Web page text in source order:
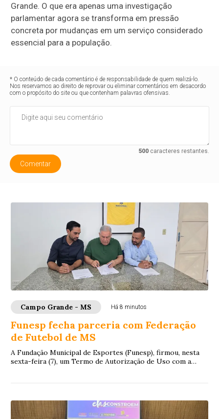
Grande. O que era apenas uma investigação
parlamentar agora se transforma em pressão
concreta por mudanças em um serviço considerado
essencial para a população.
* O conteúdo de cada comentário é de responsabilidade de quem realizá-lo.
Nos reservamos ao direito de reprovar ou eliminar comentários em desacordo
com o propósito do site ou que contenham palavras ofensivas.
500caracteres restantes.
Comentar
Campo Grande - MS Há 8 minutos
Funesp fecha parceria com Federação
de Futebol de MS
A Fundação Municipal de Esportes (Funesp), firmou, nesta
sexta-feira (7), um Termo de Autorização de Uso com a